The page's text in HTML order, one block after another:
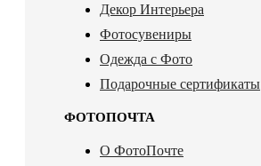
Декор Интерьера
Фотосувениры
Одежда с Фото
Подарочные сертификаты
ФОТОПОЧТА
О ФотоПочте